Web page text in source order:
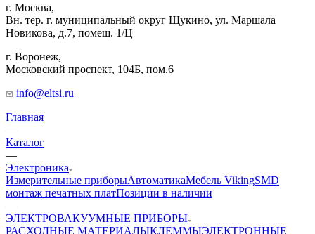
г. Москва,
Вн. тер. г. муниципальный округ Щукино, ул. Маршала
Новикова, д.7, помещ. 1/Ц
г. Воронеж,
​Московский проспект, 104Б, пом.6
info@eltsi.ru
Главная
—
Каталог
—
Электроника
Измерительные приборыАвтоматикаМебель VikingSMD
монтаж печатных платПозиции в наличии
—
ЭЛЕКТРОВАКУУМНЫЕ ПРИБОРЫ
РАСХОДНЫЕ МАТЕРИАЛЫКЛЕММЫЭЛЕКТРОННЫЕ